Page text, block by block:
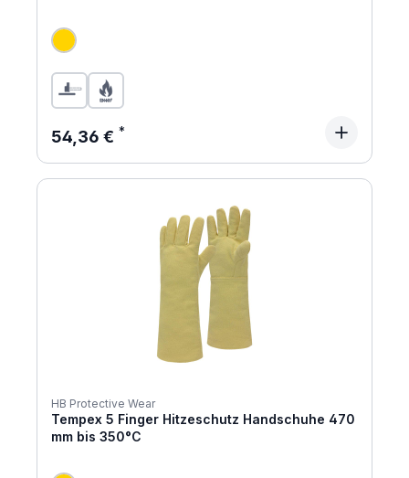
Regulärer Preis:
54,36 €
HB Protective Wear
Tempex 5 Finger Hitzeschutz Handschuhe 470
mm bis 350°C